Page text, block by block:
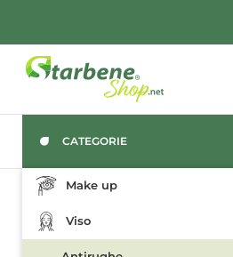
CATEGORIE
Make up
Viso